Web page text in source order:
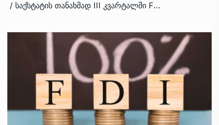
/ საქსტატის თანახმად III კვარტალში FDI 2-ჯერ გაიზარდა – მიზეზები